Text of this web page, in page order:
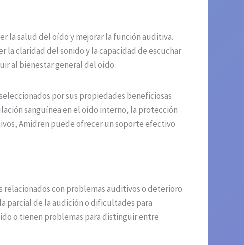
la salud del oído y mejorar la función auditiva.
la claridad del sonido y la capacidad de escuchar
al bienestar general del oído.
por sus propiedades beneficiosas
sanguínea en el oído interno, la protección
Amidren puede ofrecer un soporte efectivo
relacionados con problemas auditivos o deterioro
parcial de la audición o dificultades para
o tienen problemas para distinguir entre